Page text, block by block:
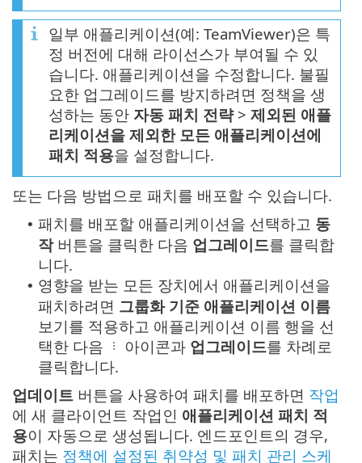
일부 애플리케이션(예: TeamViewer)은 특
정 버전에 대해 라이선스가 부여될 수 있
습니다. 애플리케이션을 수정합니다. 불필
요한 업그레이드를 방지하려면 정책을 생
성하는 동안 자동 패치 전략> 제외된 애플
리케이션을 제외한 모든 애플리케이션에
패치 적용을 설정합니다.
또는 다음 방법으로 패치를 배포할 수 있습니다.
• 패치를 배포할 애플리케이션을 선택하고 동
작버튼을 클릭한 다음 업그레이드를 클릭합
니다.
• 영향을 받는 모든 장치에서 애플리케이션을
패치하려면 그룹화 기준 애플리케이션 이름
보기를 적용하고 애플리케이션 이름 행을 선
택한 다음
아이콘과 업그레이드를 차례로
클릭합니다.
업데이트 버튼을 사용하여 패치를 배포하면 작업
에 새 클라이언트 작업인 애플리케이션 패치 적
용이 자동으로 생성됩니다. 엔드포인트의 경우,
패치는 정책에 설정된 취약성 및 패치 관리 스케